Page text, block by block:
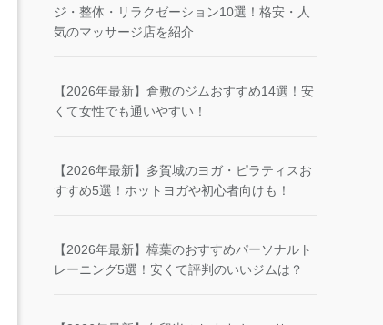
ジ・整体・リラクゼーション10選！格安・人
気のマッサージ店を紹介
【2026年最新】倉敷のジムおすすめ14選！安
くて女性でも通いやすい！
【2026年最新】多賀城のヨガ・ピラティスお
すすめ5選！ホットヨガや初心者向けも！
【2026年最新】樟葉のおすすめパーソナルト
レーニング5選！安くて評判のいいジムは？